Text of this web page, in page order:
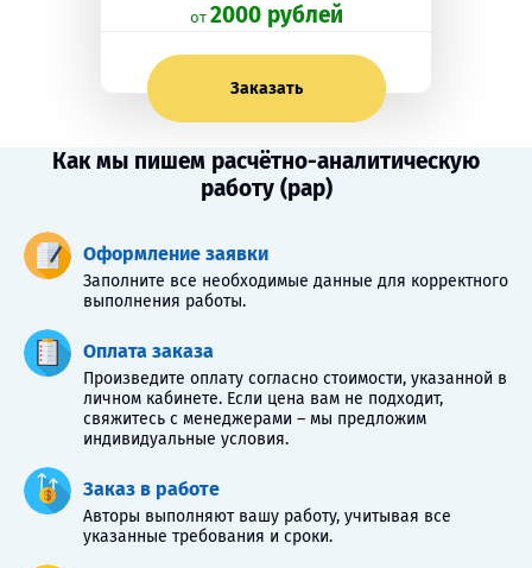
oт 2000 рублей
Заказать
Как мы пишем расчётно-аналитическую
работу (рар)
Оформление заявки
Заполните все необходимые данные для корректного
выполнения работы.
Оплата заказа
Произведите оплату согласно стоимости, указанной в
личном кабинете. Если цена вам не подходит,
свяжитесь с менеджерами – мы предложим
индивидуальные условия.
Заказ в работе
Авторы выполняют вашу работу, учитывая все
указанные требования и сроки.